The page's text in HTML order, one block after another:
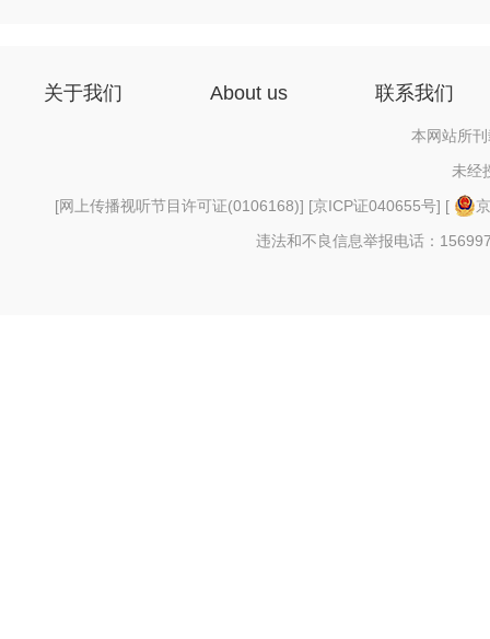
关于我们 About us 联系我们
本网站所
未经
[网上传播视听节目许可证(0106168)] [京ICP证040655号] [
违法和不良信息举报电话：